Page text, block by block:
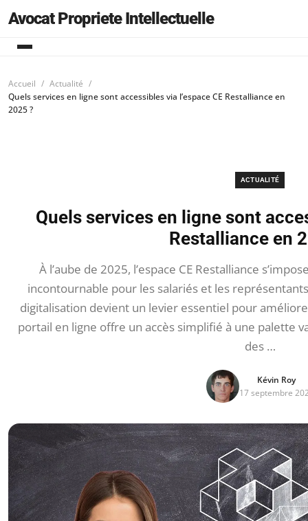
Avocat Propriete Intellectuelle
Accueil
Actualité
Quels services en ligne sont accessibles via l’espace CE Restalliance en
2025 ?
ACTUALITÉ
Quels services en ligne sont
Restalliance en
À l’aube de 2025, l’espace CE Restalliance
incontournable pour les salariés et les
digitalisation devient un levier essentiel pour
portail en ligne offre un accès simplifié à une palette
des …
Kévin Roy
17 septembre